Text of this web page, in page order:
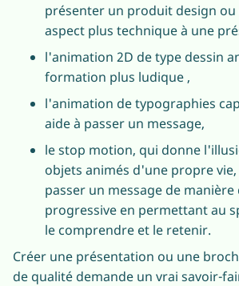
présenter un produit design
aspect plus technique à une
l'animation 2D de type dessin
formation plus ludique ,
l'animation de typographies
aide à passer un message,
le stop motion, qui donne
objets animés d'une propre
passer un message de
progressive en permettant au
le comprendre et le retenir.
Créer une présentation ou une
de qualité demande un vrai savoir-